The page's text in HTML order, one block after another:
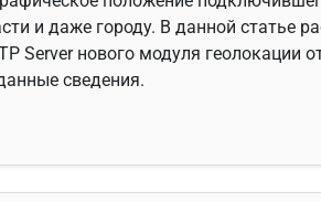
и даже городу. В данной статье
Server нового модуля геолокации
сведения.
Server (mod_maxminddb)